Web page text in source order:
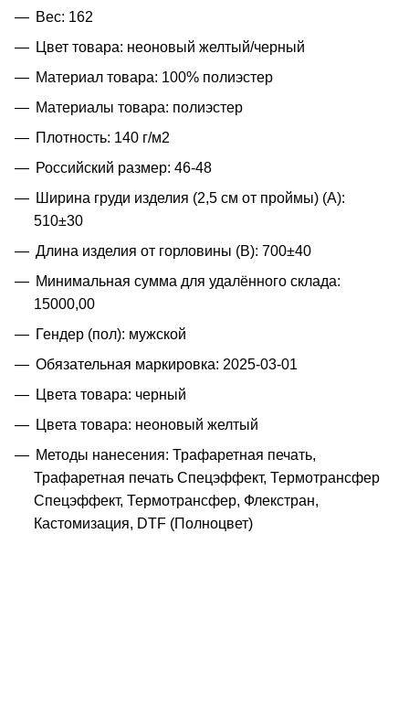
Вес: 162
Цвет товара: неоновый желтый/черный
Материал товара: 100% полиэстер
Материалы товара: полиэстер
Плотность: 140 г/м2
Российский размер: 46-48
Ширина груди изделия (2,5 см от проймы) (A):
510±30
Длина изделия от горловины (B): 700±40
Минимальная сумма для удалённого склада:
15000,00
Гендер (пол): мужской
Обязательная маркировка: 2025-03-01
Цвета товара: черный
Цвета товара: неоновый желтый
Методы нанесения: Трафаретная печать,
Трафаретная печать Спецэффект, Термотрансфер
Спецэффект, Термотрансфер, Флекстран,
Кастомизация, DTF (Полноцвет)